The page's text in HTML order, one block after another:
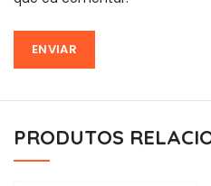
PRODUTOS